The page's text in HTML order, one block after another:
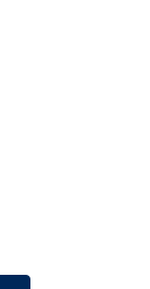
aufrufen:
aufrufen:
aufrufen: